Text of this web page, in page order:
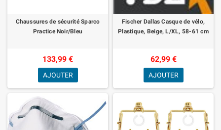
Chaussures de sécurité Sparco
Practice Noir/Bleu
133,99 €
AJOUTER
Fischer Dallas Casque de vélo,
Plastique, Beige, L/XL, 58-61 cm
62,99 €
AJOUTER